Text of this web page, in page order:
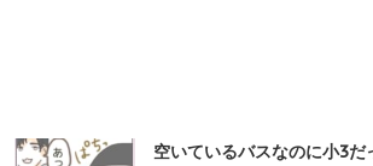
空いているバスなのに小3だ